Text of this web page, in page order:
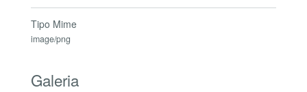
Tipo Mime
image/png
Galeria